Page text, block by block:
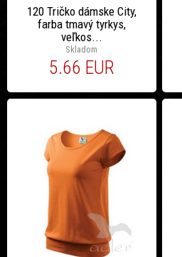
120 Tričko dámske City,
farba tmavý tyrkys,
veľkos...
Skladom
5.66 EUR